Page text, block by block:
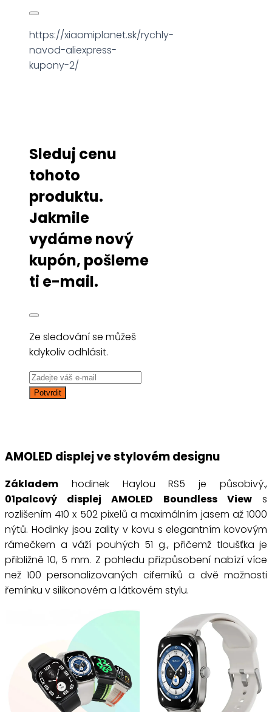
https://xiaomiplanet.sk/rychly-
navod-aliexpress-
kupony-2/
Sleduj cenu
tohoto
produktu.
Jakmile
vydáme nový
kupón, pošleme
ti e-mail.
Ze sledování se můžeš
kdykoliv odhlásit.
AMOLED displej ve stylovém designu
Základem hodinek Haylou RS5 je působivý.,
01palcový displej AMOLED Boundless Views
rozlišením 410 x 502 pixelů a maximálním jasem až 1000
nýtů. Hodinky jsou zality v kovu s elegantním kovovým
rámečkem a váží pouhých 51 g., přičemž tloušťka je
přibližně 10, 5 mm. Z pohledu přizpůsobení nabízí více
než 100 personalizovaných ciferníků a dvě možnosti
řemínku v silikonovém a látkovém stylu.